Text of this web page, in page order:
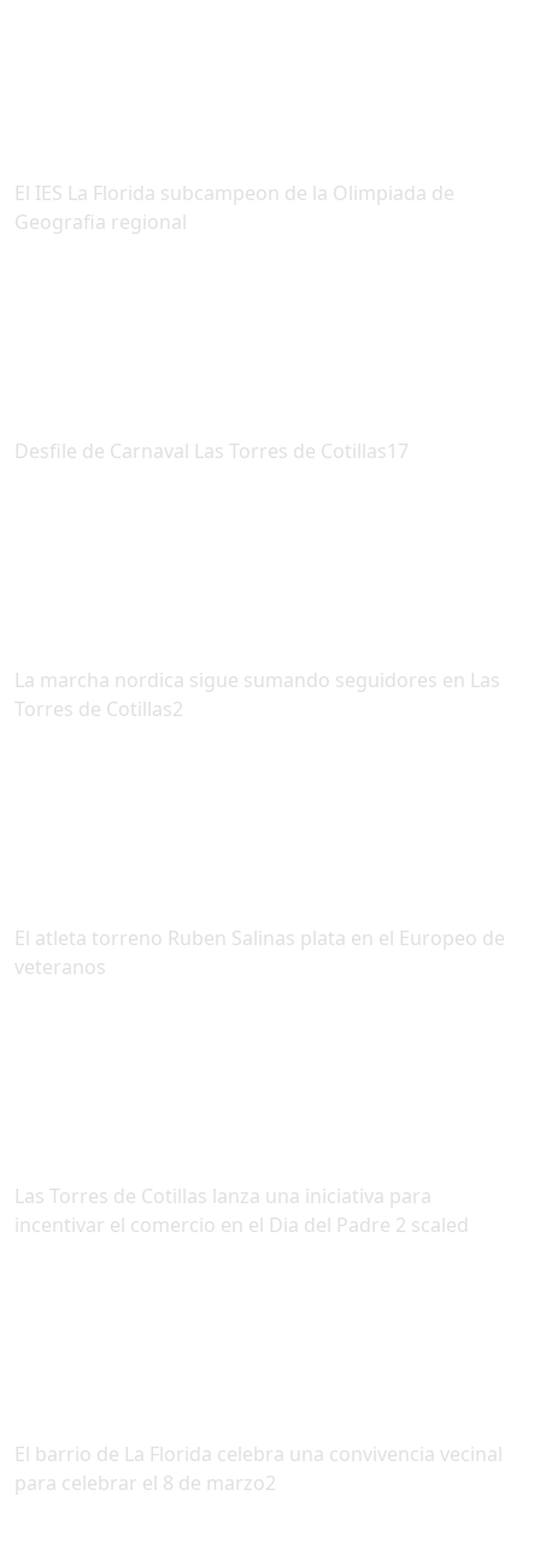
El IES La Florida subcampeon de la Olimpiada de
Geografia regional
Desfile de Carnaval Las Torres de Cotillas17
La marcha nordica sigue sumando seguidores en Las
Torres de Cotillas2
El atleta torreno Ruben Salinas plata en el Europeo de
veteranos
Las Torres de Cotillas lanza una iniciativa para
incentivar el comercio en el Dia del Padre 2 scaled
El barrio de La Florida celebra una convivencia vecinal
para celebrar el 8 de marzo2